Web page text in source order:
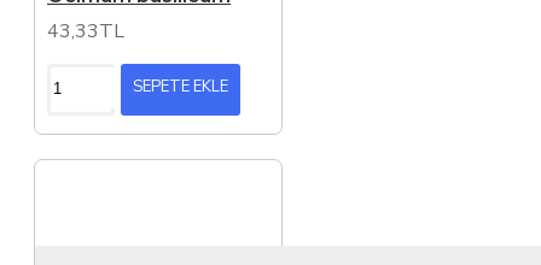
43,33TL
SEPETE EKLE